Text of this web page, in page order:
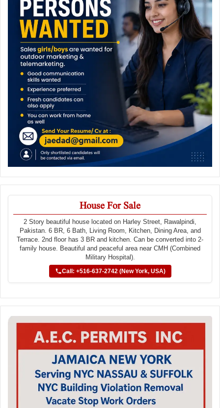
House For Sale
2 Story beautiful house located on Harley Street, Rawalpindi,
Pakistan. 6 BR, 6 Bath, Living Room, Kitchen, Dining Area, and
Terrace. 2nd floor has 3 BR and kitchen. Can be converted into 2-
family house. Beautiful and peaceful area near CMH (Combined
Military Hospital).
Call: +516-637-2742 (New York, USA)